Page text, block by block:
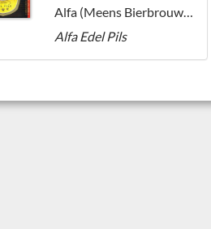
Alfa (Meens Bierbrouwerij)
Alfa Edel Pils